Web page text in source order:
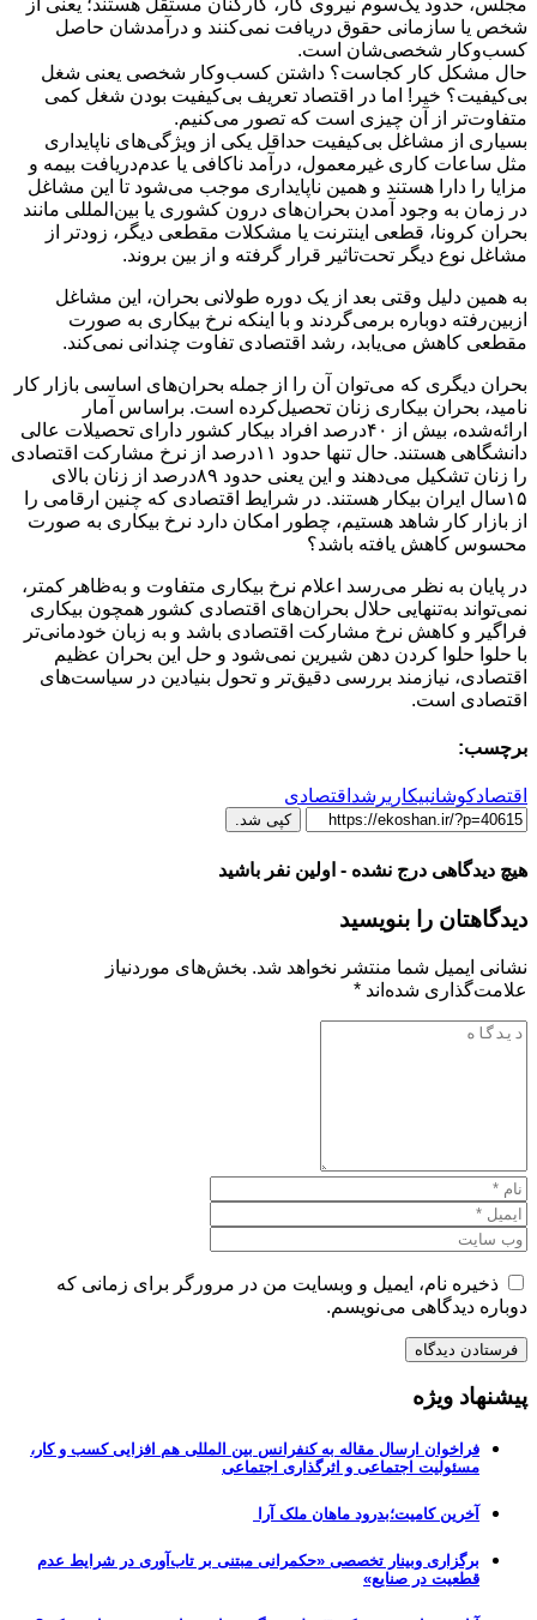
شخص یا سازمانی حقوق دریافت نمی‌کنند و درآمدشان حاصل
کسب‌وکار شخصی‌شان است.
حال مشکل کار کجاست؟ داشتن کسب‌وکار شخصی یعنی شغل
بی‌کیفیت؟ خیر! اما در اقتصاد تعریف بی‌کیفیت بودن شغل کمی
متفاوت‌تر از آن چیزی است که تصور می‌کنیم.
بسیاری از مشاغل بی‌کیفیت حداقل یکی از ویژگی‌های ناپایداری
مثل ساعات کاری غیرمعمول، درآمد ناکافی یا عدم‌دریافت بیمه و
مزایا را دارا هستند و همین ناپایداری موجب می‌شود تا این مشاغل
در زمان به وجود آمدن بحران‌های درون کشوری یا بین‌المللی مانند
بحران کرونا، قطعی اینترنت یا مشکلات مقطعی دیگر، زودتر از
مشاغل نوع دیگر تحت‌تاثیر قرار گرفته و از بین بروند.
به همین دلیل وقتی بعد از یک دوره طولانی بحران، این مشاغل
ازبین‌رفته دوباره برمی‌گردند و با اینکه نرخ بیکاری به صورت
مقطعی کاهش می‌یابد، رشد اقتصادی تفاوت چندانی نمی‌کند.
بحران دیگری که می‌توان آن را از جمله بحران‌های اساسی بازار کار
نامید، بحران بیکاری زنان تحصیل‌کرده است. براساس آمار
ارائه‌شده، بیش از ۴٠‌درصد افراد بیکار کشور دارای تحصیلات عالی
دانشگاهی هستند. حال تنها حدود ۱۱‌درصد از نرخ مشارکت اقتصادی
را زنان تشکیل می‌دهند و این یعنی حدود ۸۹‌درصد از زنان بالای
۱۵سال ایران بیکار هستند. در شرایط اقتصادی که چنین ارقامی را
از بازار کار شاهد هستیم، چطور امکان دارد نرخ بیکاری به صورت
محسوس کاهش یافته باشد؟
در پایان به نظر می‌رسد اعلام نرخ بیکاری متفاوت و به‌ظاهر کمتر،
نمی‌تواند به‌تنهایی حلال بحران‌های اقتصادی کشور همچون بیکاری
فراگیر و کاهش نرخ مشارکت اقتصادی باشد و به زبان خودمانی‌تر
با حلوا حلوا کردن دهن شیرین نمی‌شود و حل این بحران عظیم
اقتصادی، نیازمند بررسی دقیق‌تر و تحول بنیادین در سیاست‌های
اقتصادی است.
برچسب:
اقتصادکوشانبیکاریرشداقتصادی
کپی شد.
هیچ دیدگاهی درج نشده - اولین نفر باشید
دیدگاهتان را بنویسید
نشانی ایمیل شما منتشر نخواهد شد. بخش‌های موردنیاز
علامت‌گذاری شده‌اند *
ذخیره نام، ایمیل و وبسایت من در مرورگر برای زمانی که
دوباره دیدگاهی می‌نویسم.
پیشنهاد ویژه
فراخوان ارسال مقاله به کنفرانس بین المللی هم افزایی کسب و کار،
مسئولیت اجتماعی و اثرگذاری اجتماعی
آخرین کامیت؛بدرود ماهان ملک آرا
برگزاری وبینار تخصصی «حکمرانی مبتنی بر تاب‌آوری در شرایط عدم
قطعیت در صنایع»